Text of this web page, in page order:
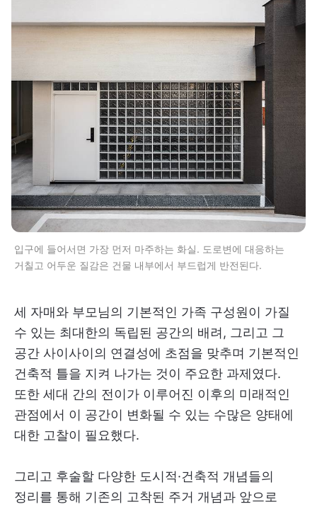
입구에 들어서면 가장 먼저 마주하는 화실. 도로변에 대응하는
거칠고 어두운 질감은 건물 내부에서 부드럽게 반전된다.
세 자매와 부모님의 기본적인 가족 구성원이 가질
수 있는 최대한의 독립된 공간의 배려, 그리고 그
공간 사이사이의 연결성에 초점을 맞추며 기본적인
건축적 틀을 지켜 나가는 것이 주요한 과제였다.
또한 세대 간의 전이가 이루어진 이후의 미래적인
관점에서 이 공간이 변화될 수 있는 수많은 양태에
대한 고찰이 필요했다.
그리고 후술할 다양한 도시적·건축적 개념들의
정리를 통해 기존의 고착된 주거 개념과 앞으로